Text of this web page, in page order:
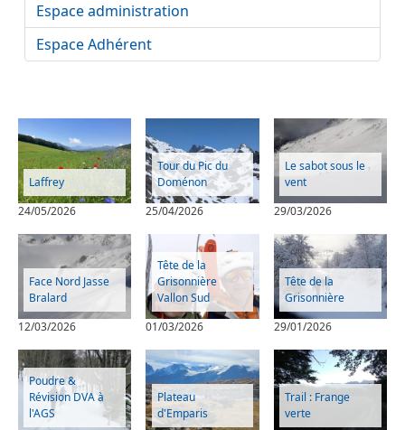
Laffrey
24/05/2026
Tour du Pic du
Doménon
25/04/2026
Le sabot sous le
vent
29/03/2026
Face Nord Jasse
Bralard
12/03/2026
Tête de la
Grisonnière
Vallon Sud
01/03/2026
Tête de la
Grisonnière
29/01/2026
Poudre &
Révision DVA à
l'AGS
Plateau
d'Emparis
Trail : Frange
verte
Espace administration
Espace Adhérent